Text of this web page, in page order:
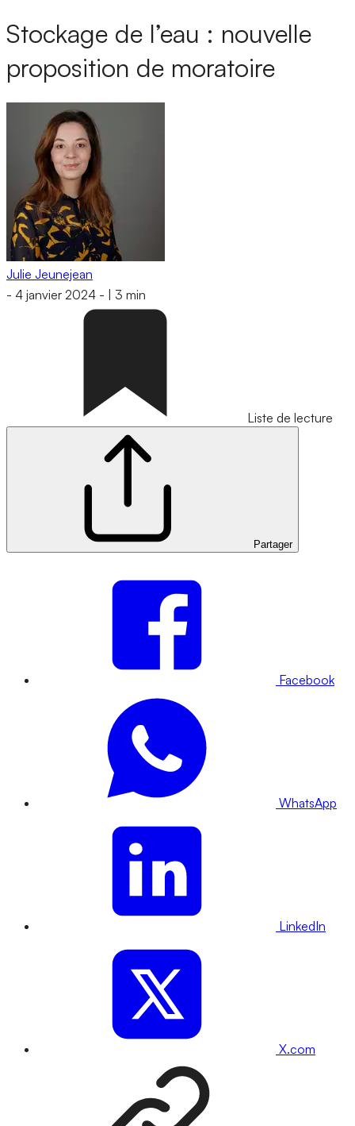
Stockage de l’eau : nouvelle
proposition de moratoire
Julie Jeunejean
- 4 janvier 2024 - 3 min
Liste de lecture
Partager
Facebook
WhatsApp
LinkedIn
X.com